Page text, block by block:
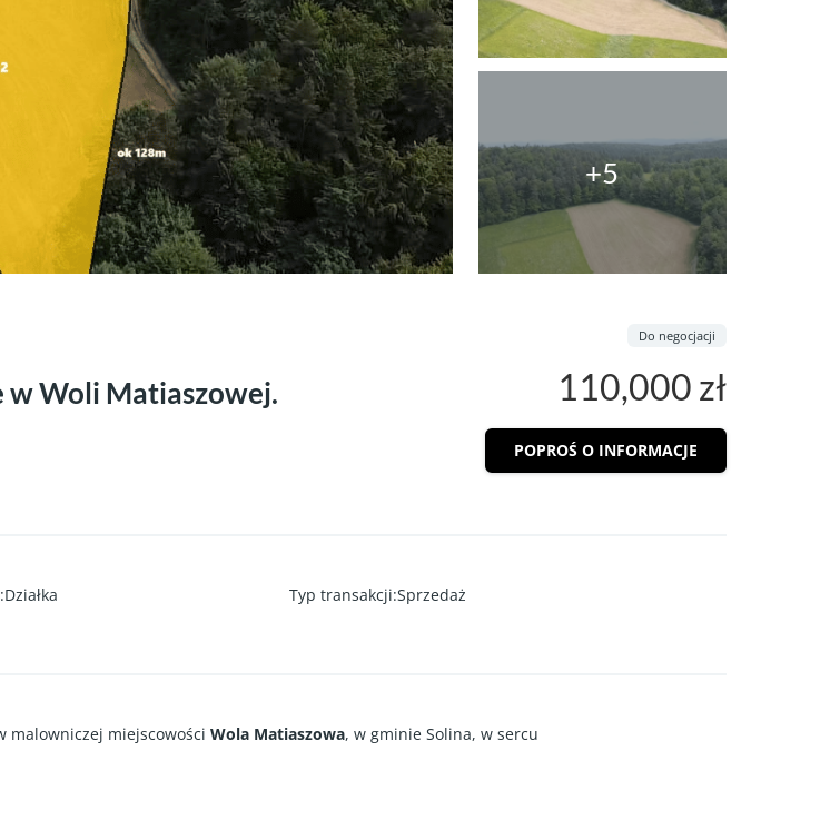
+5
w Woli Matiaszowej. 110,000 zł
Do negocjacji
POPROŚ O INFORMACJE
:Działka Typ transakcji:Sprzedaż
malowniczej miejscowości Wola Matiaszowa, w gminie Solina, w sercu